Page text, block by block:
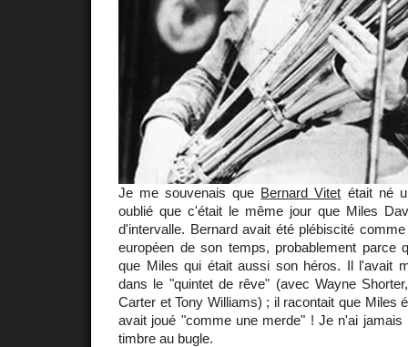
Je me souvenais que Bernard Vitet était né
oublié que c'était le même jour que Miles
d'intervalle. Bernard avait été plébiscité
européen de son temps, probablement parce
que Miles qui était aussi son héros. Il l'avait
dans le "quintet de rêve" (avec Wayne
Carter et Tony Williams) ; il racontait que Miles
avait joué "comme une merde" ! Je n'ai jamais
timbre au bugle.